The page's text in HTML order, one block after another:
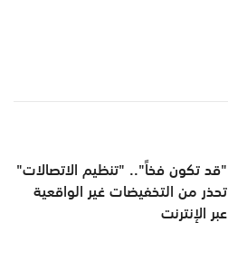
"قد تكون فخاً".. "تنظيم الاتصالات"
تحذر من التخفيضات غير الواقعية
عبر الإنترنت